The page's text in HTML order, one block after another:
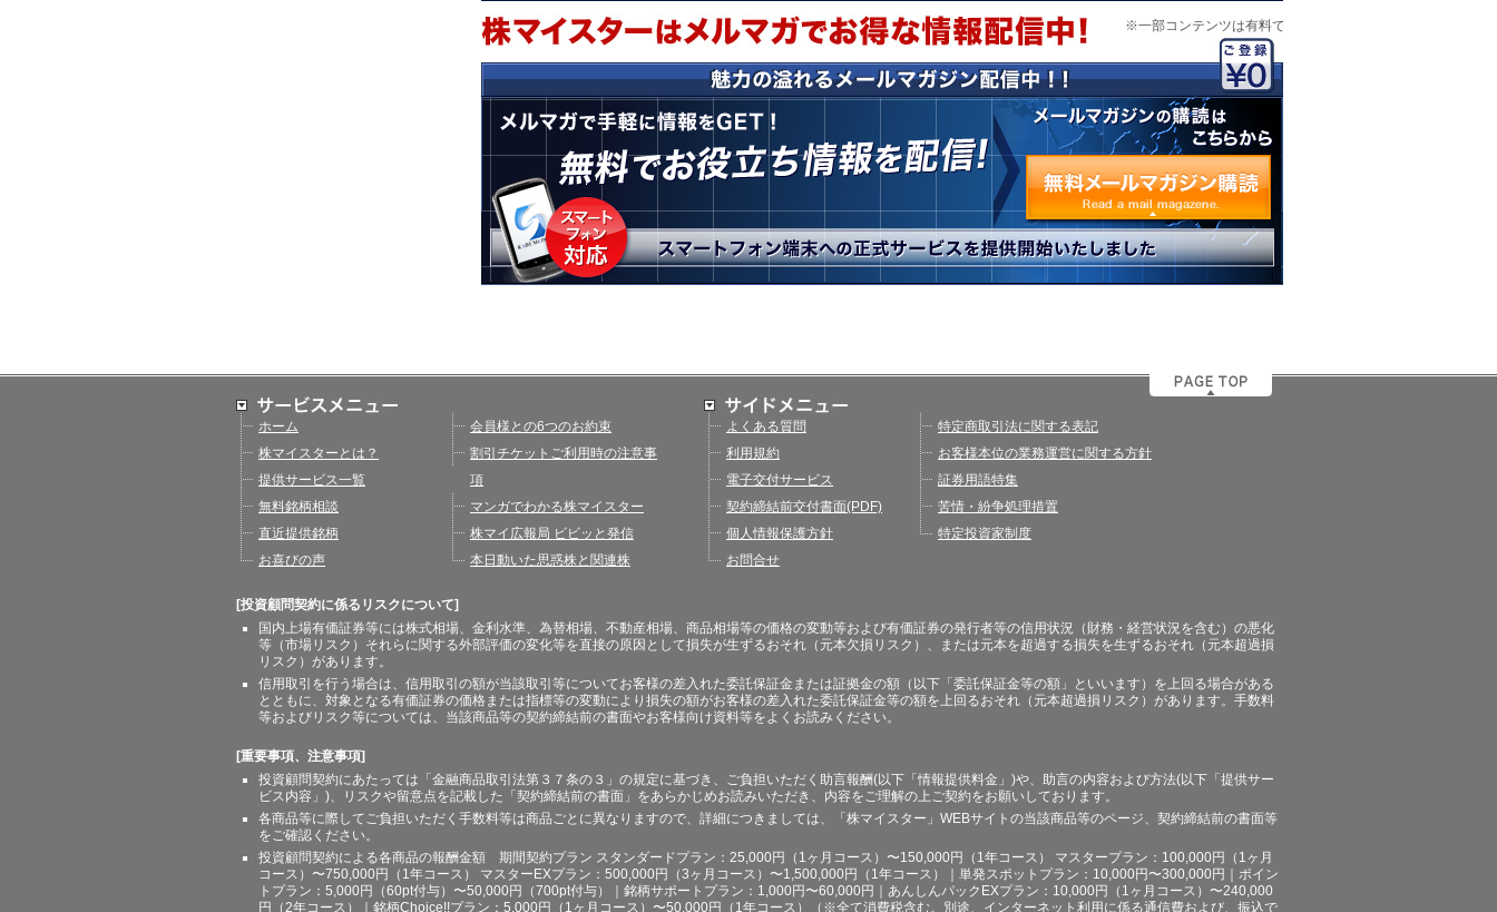
※一部コンテンツは有料です
ホーム
株マイスターとは？
提供サービス一覧
無料銘柄相談
直近提供銘柄
お喜びの声
会員様との6つのお約束
割引チケットご利用時の注意事
項
マンガでわかる株マイスター
株マイ広報局 ビビッと発信
本日動いた思惑株と関連株
よくある質問
利用規約
電子交付サービス
契約締結前交付書面(PDF)
個人情報保護方針
お問合せ
特定商取引法に関する表記
お客様本位の業務運営に関する方針
証券用語特集
苦情・紛争処理措置
特定投資家制度
[投資顧問契約に係るリスクについて]
国内上場有価証券等には株式相場、金利水準、為替相場、不動産相場、商品相場等の価格の変動等および有価証券の発行者等の信用状況（財務・経営状況を含む）の悪化
等（市場リスク）それらに関する外部評価の変化等を直接の原因として損失が生ずるおそれ（元本欠損リスク）、または元本を超過する損失を生ずるおそれ（元本超過損
リスク）があります。
信用取引を行う場合は、信用取引の額が当該取引等についてお客様の差入れた委託保証金または証拠金の額（以下「委託保証金等の額」といいます）を上回る場合がある
とともに、対象となる有価証券の価格または指標等の変動により損失の額がお客様の差入れた委託保証金等の額を上回るおそれ（元本超過損リスク）があります。手数料
等およびリスク等については、当該商品等の契約締結前の書面やお客様向け資料等をよくお読みください。
[重要事項、注意事項]
投資顧問契約にあたっては「金融商品取引法第３７条の３」の規定に基づき、ご負担いただく助言報酬(以下「情報提供料金」)や、助言の内容および方法(以下「提供サー
ビス内容」)、リスクや留意点を記載した「契約締結前の書面」をあらかじめお読みいただき、内容をご理解の上ご契約をお願いしております。
各商品等に際してご負担いただく手数料等は商品ごとに異なりますので、詳細につきましては、「株マイスター」WEBサイトの当該商品等のページ、契約締結前の書面等
をご確認ください。
投資顧問契約による各商品の報酬金額 期間契約プラン スタンダードプラン：25,000円（1ヶ月コース）〜150,000円（1年コース） マスタープラン：100,000円（1ヶ月
コース）〜750,000円（1年コース） マスターEXプラン：500,000円（3ヶ月コース）〜1,500,000円（1年コース）｜単発スポットプラン：10,000円〜300,000円｜ポイン
トプラン：5,000円（60pt付与）〜50,000円（700pt付与）｜銘柄サポートプラン：1,000円〜60,000円｜あんしんパックEXプラン：10,000円（1ヶ月コース）〜240,000
円（2年コース）｜銘柄Choice!!プラン：5,000円（1ヶ月コース）〜50,000円（1年コース）（※全て消費税含む。別途、インターネット利用に係る通信費および、振込で